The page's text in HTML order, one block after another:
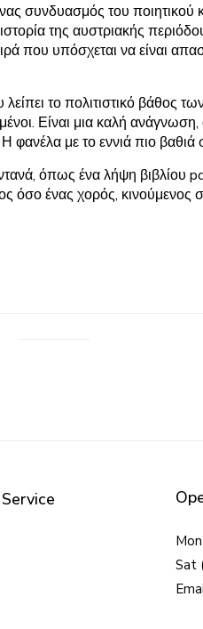
συνδυασμός του
της αυστριακής
που υπόσχεται να είναι
το πολιτιστικό
Είναι μια καλή
με το εννιά πιο βαθιά
όπως ένα λήψη βιβλίου
όσο ένας χορός, κινούμενος
Sat